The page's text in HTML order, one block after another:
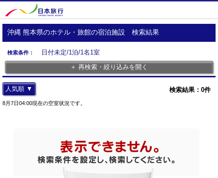
沖縄 熊本県のホテル・旅館の宿泊施設 検索結果
検索条件：
日付未定/1泊/1名1室
＋ 再検索・絞り込みを開く
検索結果： 0件
人気順 ▼
8月7日04:00現在の空室状況です。